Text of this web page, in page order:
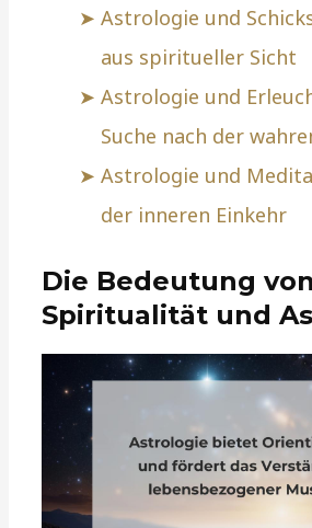
Astrologie und
aus spiritueller Sicht
Astrologie und
Suche nach der
Astrologie und
der inneren Einkehr
Die Bedeutung von
Spiritualität und